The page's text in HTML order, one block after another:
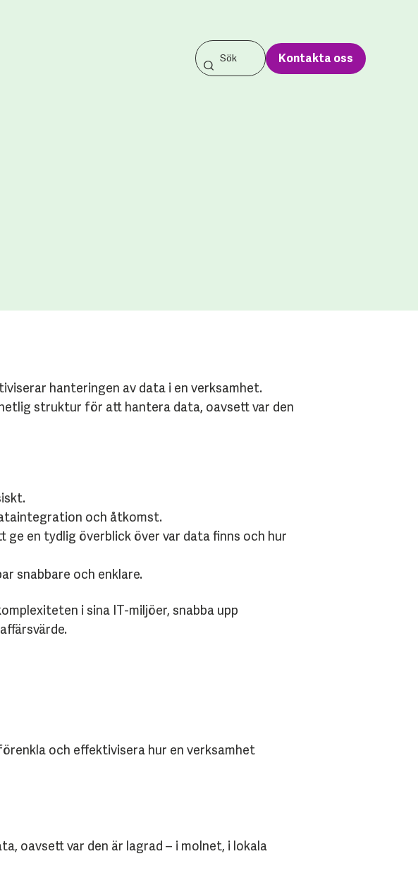
Kontakta oss
hanteringen av data i en verksamhet.
struktur för att hantera data, oavsett var den
och åtkomst.
ge en tydlig överblick över var data finns och hur
snabbare och enklare.
i sina IT-miljöer, snabba upp
och effektivisera hur en verksamhet
oavsett var den är lagrad – i molnet, i lokala